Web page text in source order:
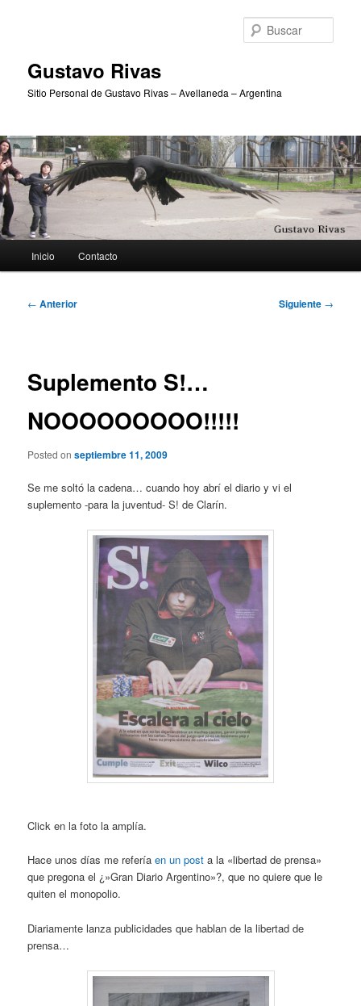
Gustavo Rivas
Sitio Personal de Gustavo Rivas – Avellaneda – Argentina
principal
Inicio Contacto
Navegación
← Anterior Siguiente →
Suplemento S!…
NOOOOOOOOO!!!!!
Posted onseptiembre 11, 2009
Se me soltó la cadena… cuando hoy abrí el diario y vi el
suplemento -para la juventud- S! de Clarín.
Click en la foto la amplía.
Hace unos días me referíaen un post a la «libertad de prensa»
que pregona el ¿»Gran Diario Argentino»?, que no quiere que le
quiten el monopolio.
Diariamente lanza publicidades que hablan de la libertad de
prensa…